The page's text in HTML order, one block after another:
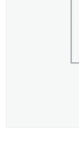
DỊCH VỤ GỬI